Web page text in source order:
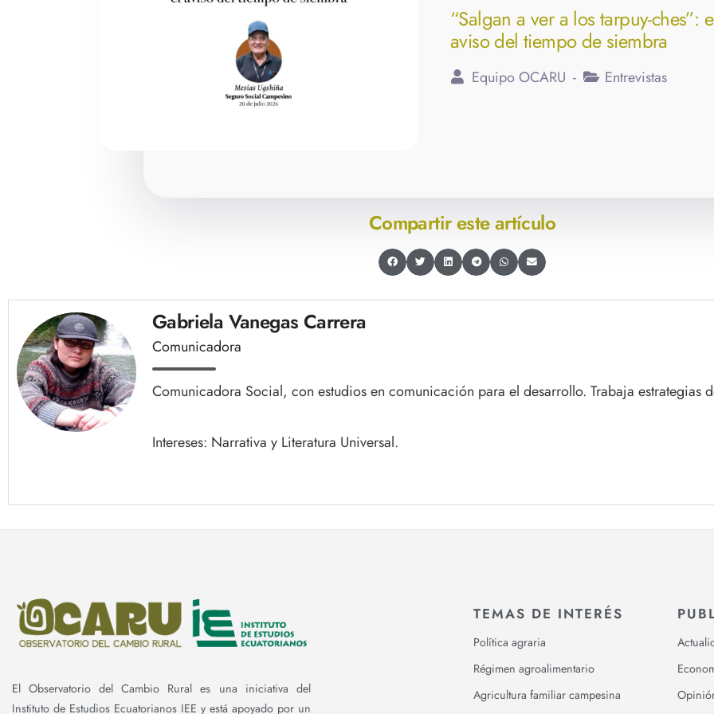
“Salgan a ver a los tarpuy-ches”:
aviso del tiempo de siembra
Equipo OCARU Entrevistas
Compartir este artículo
Gabriela Vanegas Carrera
Comunicadora
Comunicadora Social, con estudios en comunicación para el desarrollo. Trabaja
Intereses: Narrativa y Literatura Universal.
El Observatorio del Cambio Rural es una iniciativa del
Instituto de Estudios Ecuatorianos IEE y está apoyado por un
TEMAS DE INTERÉS
Política agraria
Régimen agroalimentario
Agricultura familiar campesina